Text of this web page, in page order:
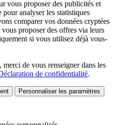
vous proposer des publicités et
pour analyser les statistiques
comparer vos données cryptées
proposer des offres via leurs
si vous utilisez déjà vous-
de vous renseigner dans les
de confidentialité.
Personnaliser les paramètres